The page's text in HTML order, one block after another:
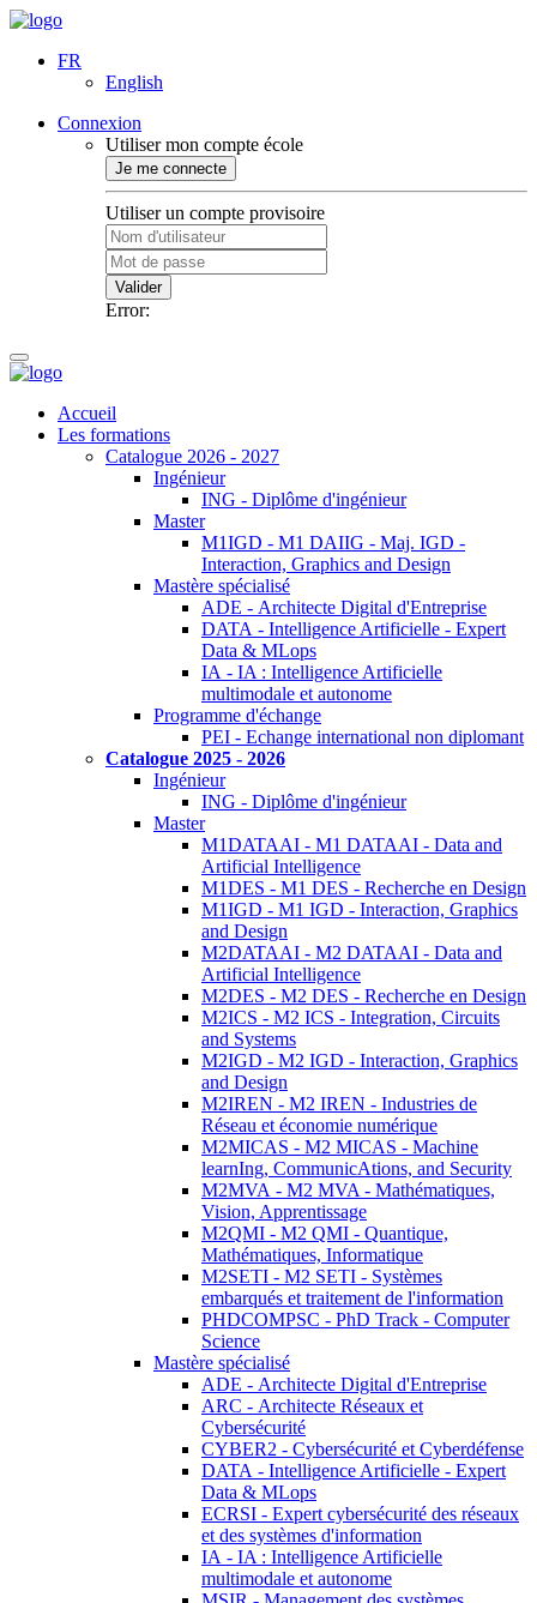
FR
English
Connexion
Utiliser mon compte école
Je me connecte
Utiliser un compte provisoire
Valider
Error:
Accueil
Les formations
Catalogue 2026 - 2027
Ingénieur
ING - Diplôme d'ingénieur
Master
M1IGD - M1 DAIIG - Maj. IGD -
Interaction, Graphics and Design
Mastère spécialisé
ADE - Architecte Digital d'Entreprise
DATA - Intelligence Artificielle - Expert
Data & MLops
IA - IA : Intelligence Artificielle
multimodale et autonome
Programme d'échange
PEI - Echange international non diplomant
Catalogue 2025 - 2026
Ingénieur
ING - Diplôme d'ingénieur
Master
M1DATAAI - M1 DATAAI - Data and
Artificial Intelligence
M1DES - M1 DES - Recherche en Design
M1IGD - M1 IGD - Interaction, Graphics
and Design
M2DATAAI - M2 DATAAI - Data and
Artificial Intelligence
M2DES - M2 DES - Recherche en Design
M2ICS - M2 ICS - Integration, Circuits
and Systems
M2IGD - M2 IGD - Interaction, Graphics
and Design
M2IREN - M2 IREN - Industries de
Réseau et économie numérique
M2MICAS - M2 MICAS - Machine
learnIng, CommunicAtions, and Security
M2MVA - M2 MVA - Mathématiques,
Vision, Apprentissage
M2QMI - M2 QMI - Quantique,
Mathématiques, Informatique
M2SETI - M2 SETI - Systèmes
embarqués et traitement de l'information
PHDCOMPSC - PhD Track - Computer
Science
Mastère spécialisé
ADE - Architecte Digital d'Entreprise
ARC - Architecte Réseaux et
Cybersécurité
CYBER2 - Cybersécurité et Cyberdéfense
DATA - Intelligence Artificielle - Expert
Data & MLops
ECRSI - Expert cybersécurité des réseaux
et des systèmes d'information
IA - IA : Intelligence Artificielle
multimodale et autonome